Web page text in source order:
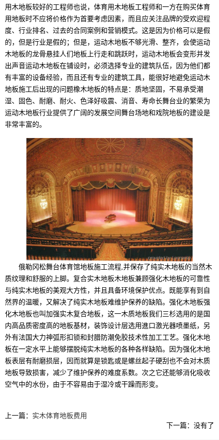
用木地板较好的工程师也说，体育用木地板工程师和一方在购买体育
用地板时不应将价格作为首要考虑因素，而且应关注品牌的受欢迎程
度、行业排名、过去的合同案例和营销模式。这是因为价格可以是假
的，但是行业是假的；但是，运动木地板不够光滑、整齐，会使运动
木地板的龙骨悬挂人们地板上行走和跳跃时，运动木地板会变形并发
出声音运动木地板在铺设时，必须选择专业的建筑队伍，因为他们都
有丰富的设备经验，而且还有专业的建筑工具，能很好地避免运动木
地板施工后出现的问题橡木地板的特点是：质地坚固，不易承受潮
湿、固色、耐磨、耐火、色泽好吸震、消音、寿命长舞台业的繁荣为
运动木地板行业提供了广阔的发展空间舞台场地和戏院地板的建设是
非常丰富的。
俄勒冈松舞台体育馆地板施工流程,并保存了纯实木地板的当然木
质纹理和舒服的上脚。复合实木地板木地板兼顾强化木地板的可靠性
与纯实木地板的美观大方性，并且具备环境保护优点。既能享有到自
然界的温暖，又解决了纯实木地板难维护保养的缺陷。强化木地板强
化木地板也叫加强实木复合地板，这一木质地板我们三杉选用的是国
内高品质密度高的地板基材，装饰设计层选用進口激光器喷墨纸，另
外有法国大力神弧形扣锁和封腊防潮免胶技术性加工工艺。强化木地
板在一定水平上能够摆脱纯实木地板的各种各样缺陷。因为强化木地
板表层有耐磨损层，因而就算是锁匙或是螺丝起子硬刮也不会对木质
地板导致损害，减少了维护保养的难度系数。次之它还能够消化吸收
空气中的水份，由于不容易由于湿冷或干躁而形变。
上一篇： 实木体育地板费用
下一篇：没有了